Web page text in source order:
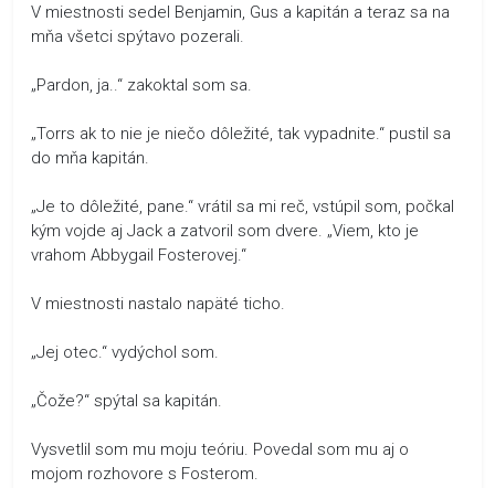
V miestnosti sedel Benjamin, Gus a kapitán a teraz sa na
mňa všetci spýtavo pozerali.
„Pardon, ja..“ zakoktal som sa.
„Torrs ak to nie je niečo dôležité, tak vypadnite.“ pustil sa
do mňa kapitán.
„Je to dôležité, pane.“ vrátil sa mi reč, vstúpil som, počkal
kým vojde aj Jack a zatvoril som dvere. „Viem, kto je
vrahom Abbygail Fosterovej.“
V miestnosti nastalo napäté ticho.
„Jej otec.“ vydýchol som.
„Čože?“ spýtal sa kapitán.
Vysvetlil som mu moju teóriu. Povedal som mu aj o
mojom rozhovore s Fosterom.